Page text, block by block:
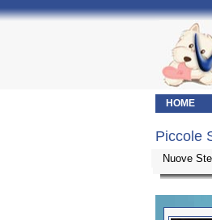
HOME
Piccole
Nuove